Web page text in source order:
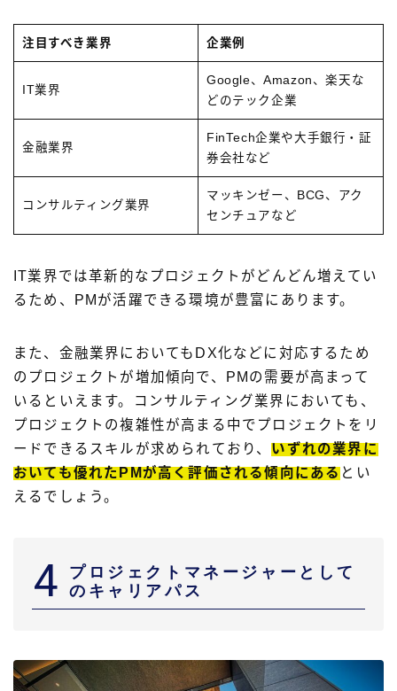
注目すべき業界 企業例
IT業界
Google、Amazon、楽天な
どのテック企業
金融業界
FinTech企業や大手銀行・証
券会社など
コンサルティング業界
マッキンゼー、BCG、アク
センチュアなど
IT業界では革新的なプロジェクトがどんどん増えてい
るため、PMが活躍できる環境が豊富にあります。
また、金融業界においてもDX化などに対応するため
のプロジェクトが増加傾向で、PMの需要が高まって
いるといえます。コンサルティング業界においても、
プロジェクトの複雑性が高まる中でプロジェクトをリ
ードできるスキルが求められており、 いずれの業界に
おいても優れたPMが高く評価される傾向にある とい
えるでしょう。
4
プロジェクトマネージャーとして
のキャリアパス